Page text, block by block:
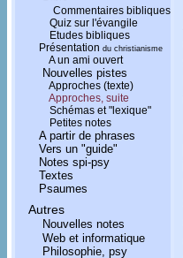
Commentaires bibliques
Quiz sur l'évangile
Etudes bibliques
Présentation du christianisme
A un ami ouvert
Nouvelles pistes
Approches (texte)
Approches, suite
Schémas et "lexique"
Petites notes
A partir de phrases
Vers un "guide"
Notes spi-psy
Textes
Psaumes
Autres
Nouvelles notes
Web et informatique
Philosophie, psy